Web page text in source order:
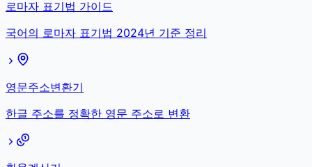
로마자 표기법 가이드
국어의 로마자 표기법 2024년 기준 정리
영문주소변환기
한글 주소를 정확한 영문 주소로 변환